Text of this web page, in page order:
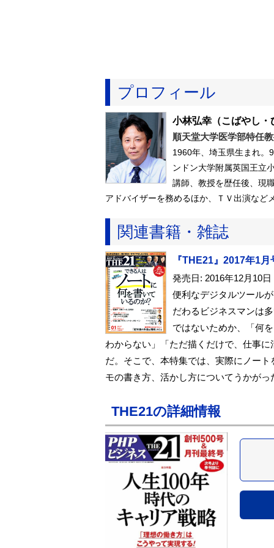
プロフィール
小林弘幸 （こばやし・
順天堂大学医学部特任
1960年、埼玉県生まれ。
ンドン大学附属英国王立
講師、教授を歴任後、現
アドバイザーを務めるほか、ＴＶ出演など
関連書籍・雑誌
『THE21』2017年1月
発売日: 2016年12月10日
便利なデジタルツール
だわるビジネスマンは
ではないためか、「何
わからない」「ただ描くだけで、仕事
だ。そこで、本特集では、実際にノー
モの書き方、活かし方についてうかがっ
THE21の詳細情報